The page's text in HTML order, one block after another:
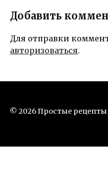
Добавить
Для отправки
авторизоваться.
© 2026 Простые рецепты